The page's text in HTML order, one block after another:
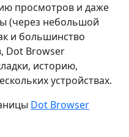
просмотров и даже
(через небольшой
и большинство
Dot Browser
историю,
устройствах.
Dot Browser